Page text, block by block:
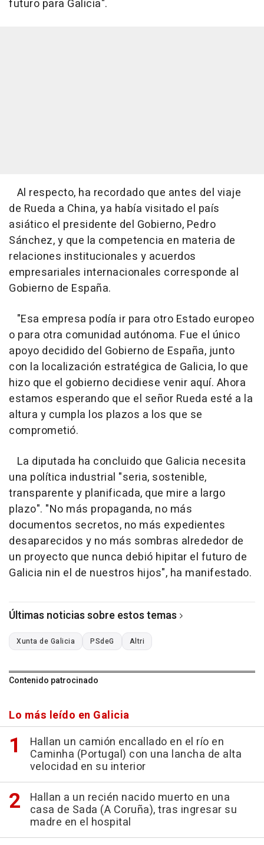
futuro para Galicia".
Al respecto, ha recordado que antes del viaje
de Rueda a China, ya había visitado el país
asiático el presidente del Gobierno, Pedro
Sánchez, y que la competencia en materia de
relaciones institucionales y acuerdos
empresariales internacionales corresponde al
Gobierno de España.
"Esa empresa podía ir para otro Estado europeo
o para otra comunidad autónoma. Fue el único
apoyo decidido del Gobierno de España, junto
con la localización estratégica de Galicia, lo que
hizo que el gobierno decidiese venir aquí. Ahora
estamos esperando que el señor Rueda esté a la
altura y cumpla los plazos a los que se
comprometió.
La diputada ha concluido que Galicia necesita
una política industrial "seria, sostenible,
transparente y planificada, que mire a largo
plazo". "No más propaganda, no más
documentos secretos, no más expedientes
desaparecidos y no más sombras alrededor de
un proyecto que nunca debió hipitar el futuro de
Galicia nin el de nuestros hijos", ha manifestado.
Últimas noticias sobre estos temas
Xunta de Galicia PSdeG Altri
Contenido patrocinado
Lo más leído en Galicia
Hallan un camión encallado en el río en
Caminha (Portugal) con una lancha de alta
velocidad en su interior
Hallan a un recién nacido muerto en una
casa de Sada (A Coruña), tras ingresar su
madre en el hospital